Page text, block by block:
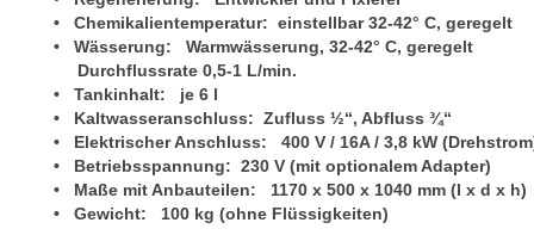
• Chemikalientemperatur: einstellbar 32-42° C, geregelt
• Wässerung: Warmwässerung, 32-42° C, geregelt
Durchflussrate 0,5-1 L/min.
• Tankinhalt: je 6 l
• Kaltwasseranschluss: Zufluss ½“, Abfluss ¾“
• Elektrischer Anschluss: 400 V / 16A / 3,8 kW
• Betriebsspannung: 230 V (mit optionalem Adapter)
• Maße mit Anbauteilen: 1170 x 500 x 1040 mm (l x d x h)
• Gewicht: 100 kg (ohne Flüssigkeiten)